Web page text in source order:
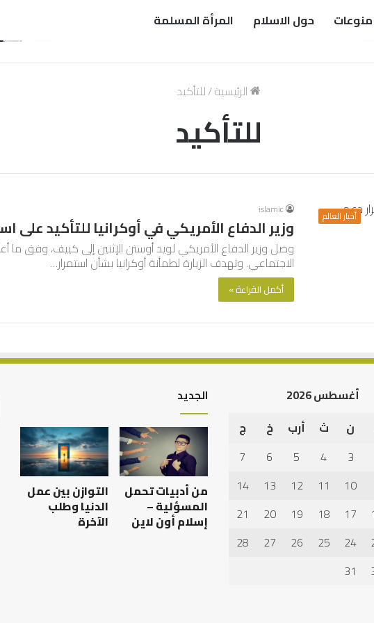
منوعات حول الاسلام المرأة المسلمة
الرئيسية/للتأكيد
للتأكيد
أخبار العالم islamic
وزير الدفاع الأمريكي في أوكرانيا للتأكيد
وصل وزير الدفاع الأمريكي لويد أوستن الإثنين إلى كييف، وفق
الاجتماعي. وتهدف الزيارة لطمأنة أوكرانيا بشأن استمرار…
أكمل القراءة »
العبادات شخصية
أهم
أسباب
عدم
استجابة
الدعاء
أهم أسباب عدم استجابة
العلاقة
العلمية
بين
الإمام
مالك
والليث
أغسطس 2026
ن ث أرب خ
ج
3
4
5
6
7
10
11
12
13
14
17
18
19
20
21
24
25
26
27
28
31
الجديد
من أدبيات تحمل
المسؤلية –
إسلام أون لاين
التوازن بين عمل
الدنيا وطلب
الآخرة